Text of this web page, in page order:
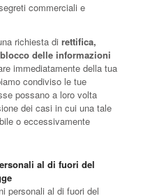
commerciali e
richiesta di rettifica,
delle informazioni
immediatamente della tua
condiviso le tue
possano a loro volta
dei casi in cui una tale
o eccessivamente
al di fuori del
personali al di fuori del